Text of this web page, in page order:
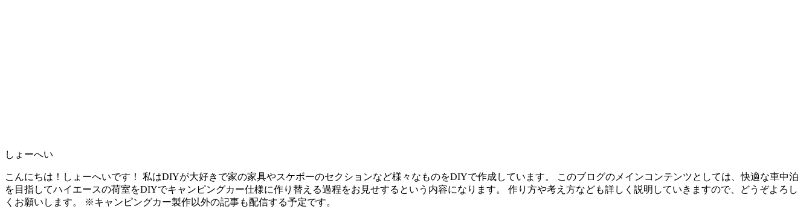
しょーへい
こんにちは！しょーへいです！ 私はDIYが大好きで家の家具やスケボーのセクションなど様々なものをDIYで作成しています。 このブログのメインコンテンツとしては、快適な車中泊
を目指してハイエースの荷室をDIYでキャンピングカー仕様に作り替える過程をお見せするという内容になります。 作り方や考え方なども詳しく説明していきますので、どうぞよろし
くお願いします。 ※キャンピングカー製作以外の記事も配信する予定です。